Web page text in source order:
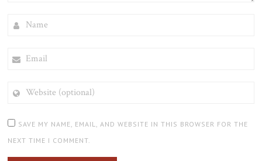
(OPTIONAL)
SAVE MY NAME, EMAIL, AND WEBSITE IN THIS BROWSER FOR THE
NEXT TIME I COMMENT.